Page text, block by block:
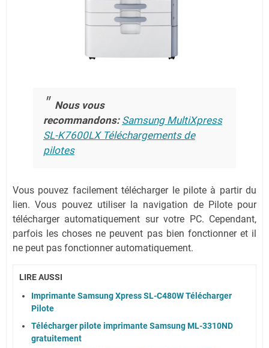
Nous vous
recommandons: Samsung MultiXpress
SL-K7600LX Téléchargements de
pilotes
Vous pouvez facilement télécharger le pilote à partir du
lien.Vous pouvez utiliser la navigation de Pilote pour
télécharger automatiquement sur votre PC. Cependant,
parfois les choses ne peuvent pas bien fonctionner et il
ne peut pas fonctionner automatiquement.
LIRE AUSSI
Imprimante Samsung Xpress SL-C480W Télécharger
Pilote
Télécharger pilote imprimante Samsung ML-3310ND
gratuitement